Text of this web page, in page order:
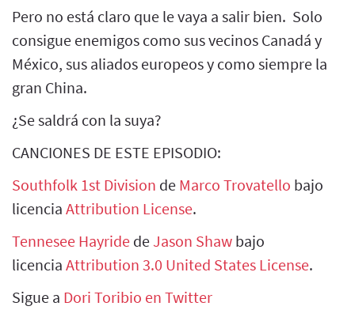
Pero no está claro que le vaya a salir bien. Solo
consigue enemigos como sus vecinos Canadá y
México, sus aliados europeos y como siempre la
gran China.
¿Se saldrá con la suya?
CANCIONES DE ESTE EPISODIO:
Southfolk 1st Division de Marco Trovatello bajo
licencia Attribution License.
Tennesee Hayride deJason Shaw bajo
licencia Attribution 3.0 United States License.
Sigue a Dori Toribio en Twitter